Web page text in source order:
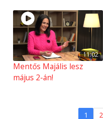
11:02
Mentős Majális lesz
május 2-án!
1 2